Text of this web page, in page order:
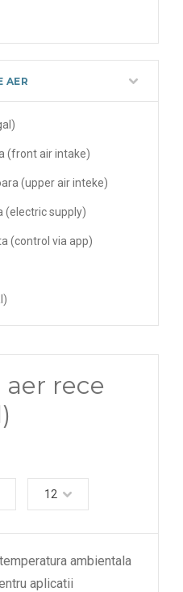
AER
(front air intake)
(upper air inteke)
(electric supply)
(control via app)
rece
12
ambientala
aplicatii